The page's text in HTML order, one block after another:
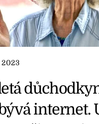
2023
internet.